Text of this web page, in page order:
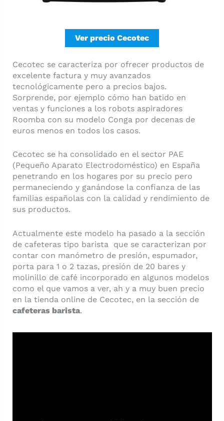
Ver precio Cecotec
Cecotec se caracteriza por ofrecer productos de
excelente factura y muy avanzados
tecnológicamente pero a precios bajos.
Sorprende, por ejemplo cómo han batido en
ventas y funciones a los robots aspiradores
Roomba con su modelo Conga por decenas de
euros menos en todos los casos.
Cecotec se ha consolidado en el sector PAE
(Pequeño Aparato Electrodoméstico) en España
penetrando en los hogares por su precio pero
permaneciendo y ganándose la confianza de las
familias españolas con la calidad y rendimiento de
sus productos.
Actualmente este modelo ha pasado a la sección
de cafeteras tipo barista que se caracterizan por
contar con manómetro de presión, espumador,
porta para 1 o 2 tazas, presión de 20 bares y
molinillo de café incorporado en algunos modelos
como el que vamos a ver, ah y a muy buen precio
en la tienda online de Cecotec, en la sección de
cafeteras barista.